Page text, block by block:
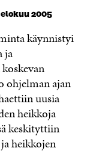
2005
käynnistyi
ja
ohjelman ajan
uusia
heikkoja
keskityttiin
heikkojen